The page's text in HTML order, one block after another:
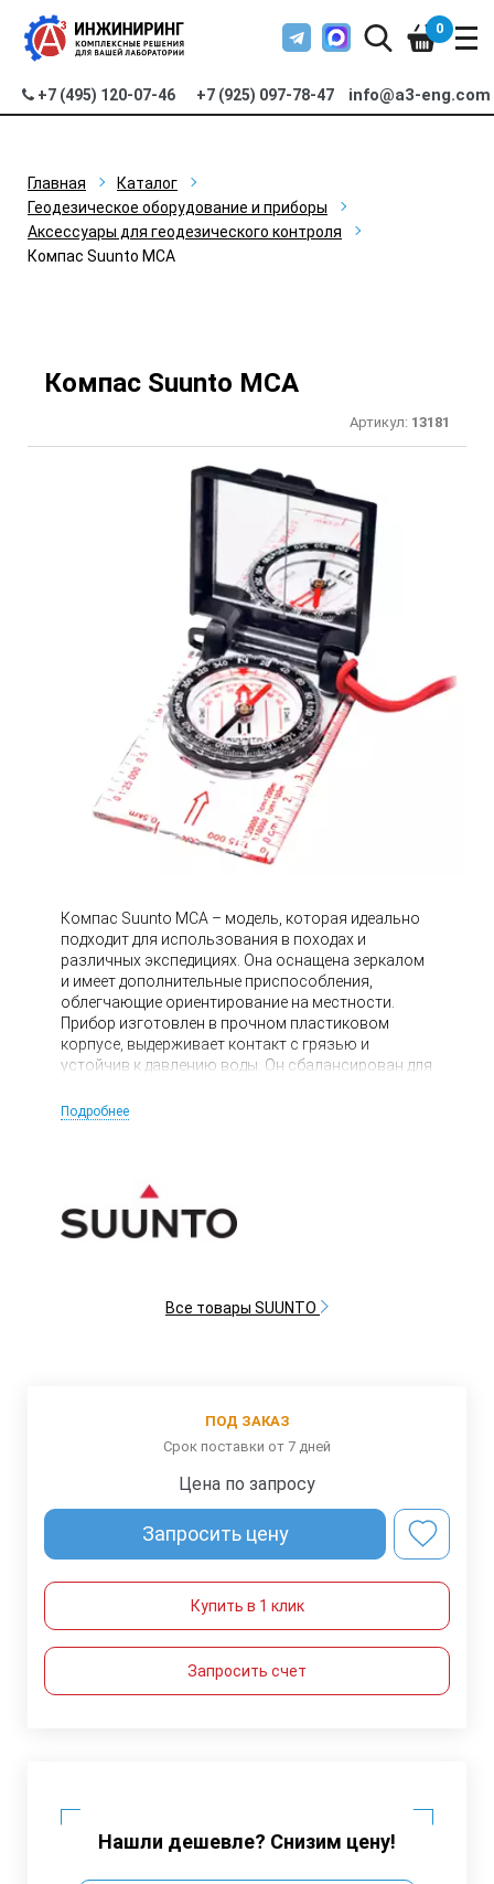
+7 (495) 120-07-46 +7 (925) 097-78-47 info@a3-eng.com
0
Главная
Каталог
Геодезическое оборудование и приборы
Аксессуары для геодезического контроля
Компас Suunto MCA
Компас Suunto MCA
Артикул: 13181
Компас Suunto MCA – модель, которая идеально
подходит для использования в походах и
различных экспедициях. Она оснащена зеркалом
и имеет дополнительные приспособления,
облегчающие ориентирование на местности.
Прибор изготовлен в прочном пластиковом
корпусе, выдерживает контакт с грязью и
устойчив к давлению воды. Он сбалансирован для
Подробнее
Все товары SUUNTO
ПОД ЗАКАЗ
Срок поставки от 7 дней
Цена по запросу
Запросить цену
Купить в 1 клик
Запросить счет
Нашли дешевле? Снизим цену!